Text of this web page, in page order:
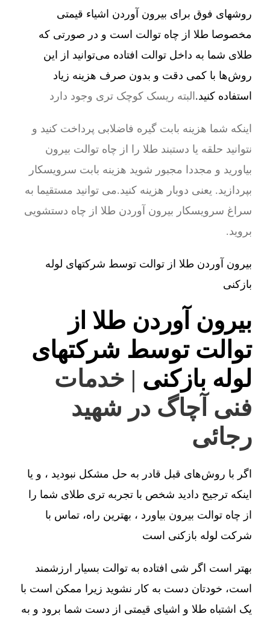
روشهای فوق برای بیرون آوردن اشیاء قیمتی
مخصوصا طلا از چاه توالت است و در صورتی که
طلای شما به داخل توالت افتاده می‌توانید از این
روش‌ها با کمی دقت و بدون صرف هزینه زیاد
استفاده کنید.البته ریسک کوچک تری وجود دارد
اینکه شما هزینه بابت گیره فاضلابی پرداخت کنید و
نتوانید حلقه یا دستبند طلا را از چاه توالت بیرون
بیاورید و مجددا مجبور شوید هزینه بابت سرویسکار
بپردازید. یعنی دوبار هزینه کنید.می توانید مستقیما به
سراغ سرویسکار بیرون آوردن طلا از چاه دستشویی
بروید.
بیرون آوردن طلا از توالت توسط شرکتهای لوله
بازکنی
بیرون آوردن طلا از
توالت توسط شرکتهای
لوله بازکنی | خدمات
فنی آچاگ در شهید
رجائی
اگر با روش‌های قبل قادر به حل مشکل نبودید ، و یا
اینکه ترجیح دادید شخص با تجربه تری طلای شما را
از چاه توالت بیرون بیاورد ، بهترین راه، تماس با
شرکت لوله بازکنی است
بهتر است اگر شی افتاده به توالت بسیار ارزشمند
است، خودتان دست به کار نشوید زیرا ممکن است با
یک اشتباه طلا و اشیای قیمتی از دست شما برود و به